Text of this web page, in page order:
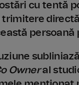
cu tentă
trimitere
persoană
Owneral